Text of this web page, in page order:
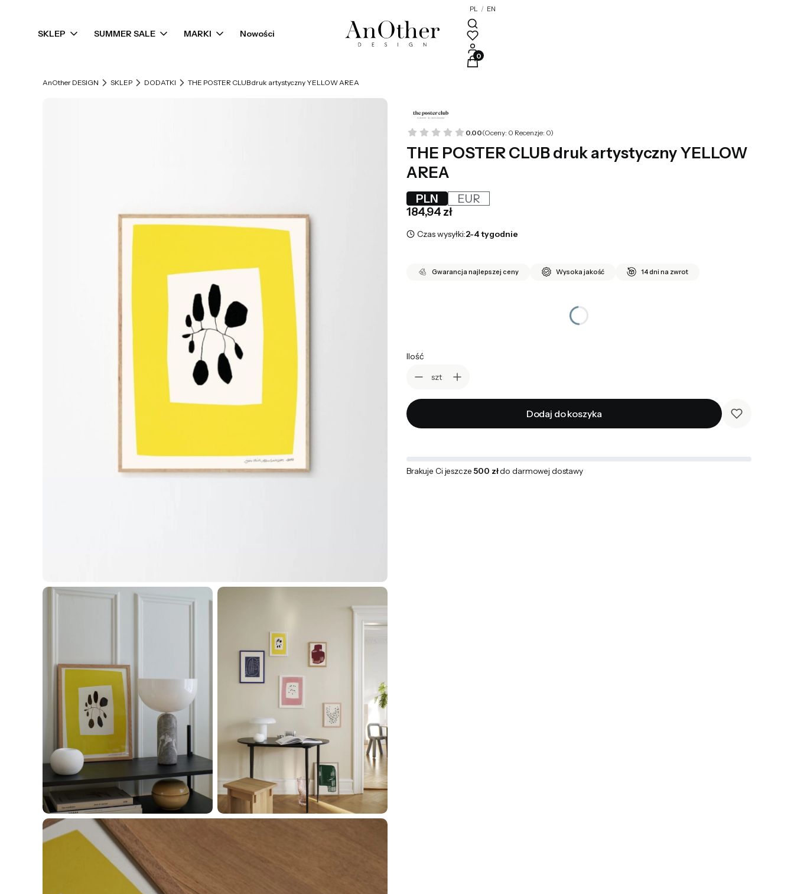
SKLEP SUMMER SALE MARKI Nowości
PL / EN
Produkty w koszyku: 0. Zobacz szczegóły
AnOther DESIGN SKLEP DODATKI THE POSTER CLUB druk artystyczny YELLOW AREA
0.00(Oceny: 0 Recenzje: 0)
THE POSTER CLUB druk artystyczny YELLOW
AREA
PLN
EUR
Cena
184,94 zł
Czas wysyłki:2-4 tygodnie
Gwarancja najlepszej ceny Wysoka jakość 14 dni na zwrot
Ilość
szt
Dodaj do koszyka
Brakuje Ci jeszcze 500 złdo darmowej dostawy